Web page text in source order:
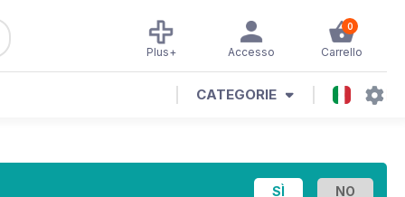
0
Carrello
Accesso
Plus+
CATEGORIE